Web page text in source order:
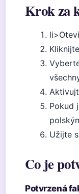
Krok za
Pokud
Užijte
Co je
Potvrzená